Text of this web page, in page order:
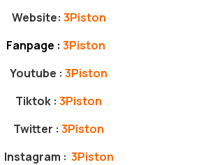
Website: 3Piston
Fanpage : 3Piston
Youtube : 3Piston
Tiktok : 3Piston
Twitter : 3Piston
Instagram : 3Piston